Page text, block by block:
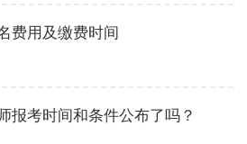
费用及缴费时间
报考时间和条件公布了吗？